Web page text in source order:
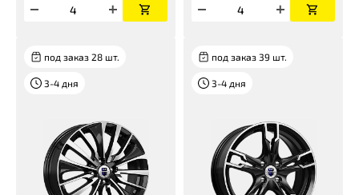
под заказ 28 шт.
3-4 дня
под заказ 39 шт.
3-4 дня